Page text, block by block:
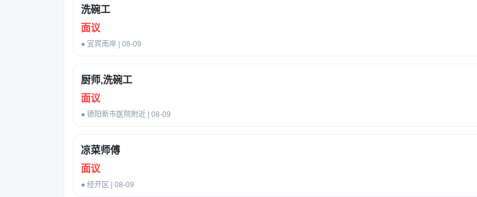
洗碗工
面议
● 宜宾南岸 | 08-09
厨师,洗碗工
面议
● 德阳新市医院附近 | 08-09
凉菜师傅
面议
● 经开区 | 08-09